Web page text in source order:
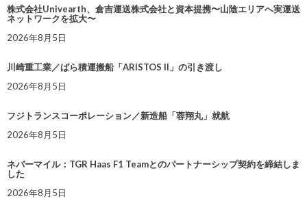
株式会社Univearth、倉吉運送株式会社と資本提携〜山陰エリアへ実運送
ネットワークを拡大〜
2026年8月5日
川崎重工業／ばら積運搬船「ARISTOS II」の引き渡し
2026年8月5日
フジトランスコーポレーション／新造船「蓉翔丸」就航
2026年8月5日
ネバーマイル：TGR Haas F1 Teamとのパートナーシップ契約を締結しま
した
2026年8月5日